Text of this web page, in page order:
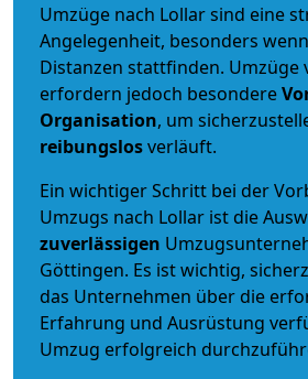
Umzüge nach Lollar sind eine
Angelegenheit, besonders
Distanzen stattfinden. Umzüge
erfordern jedoch besondere
Organisation, um
reibungslosverläuft.
Ein wichtiger Schritt bei der
Umzugs nach Lollar ist die
zuverlässigen
Göttingen. Es ist wichtig,
das Unternehmen über die
Erfahrung und Ausrüstung
Umzug erfolgreich